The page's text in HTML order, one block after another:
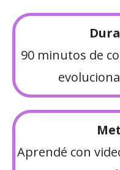
90 minutos de
Aprendé con